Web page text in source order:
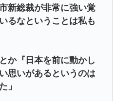
新総裁が非常に強い覚
るなということは私も
か『日本を前に動かし
思いがあるというのは
」